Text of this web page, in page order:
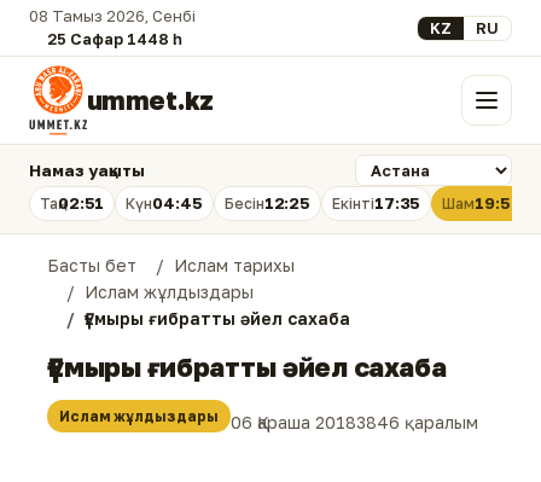
08 Тамыз 2026, Сенбі
25 Сафар 1448 һ.
Select your
KZ RU
ummet.kz Мәзір
Намаз уақыты
Таң02:51 Күн04:45 Бесін12:25 Екінті17:35 Шам19:54
Басты бет
Ислам тарихы
Ислам жұлдыздары
Ғұмыры ғибратты әйел сахаба
Ғұмыры ғибратты әйел сахаба
Ислам жұлдыздары 06 Қараша 20183846 қаралым